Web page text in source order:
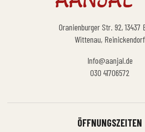
Oranienburger Str. 92, 13437
Wittenau, Reinickendorf
Info@aanjal.de
030 41706572
ÖFFNUNGSZEITEN